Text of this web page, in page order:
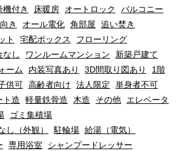
機付き 床暖房 オートロック
バルコニー
き オール電化 角部屋
追い焚き
ト
宅配ボックス
フローリング
なし ワンルームマンション
新築戸建て
ーム
内装写真あり 3D間取り図あり
1階
供可 高齢者向け 法人限定
単身者不可
ト造 軽量鉄骨造 木造 その他
エレベータ
ゴミ集積場
し（外観）
駐輪場 給湯（電気）
専用浴室
シャンプードレッサー